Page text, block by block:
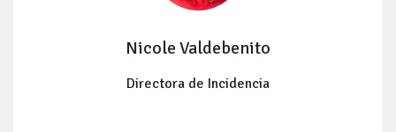
Nicole Valdebenito
Directora de Incidencia